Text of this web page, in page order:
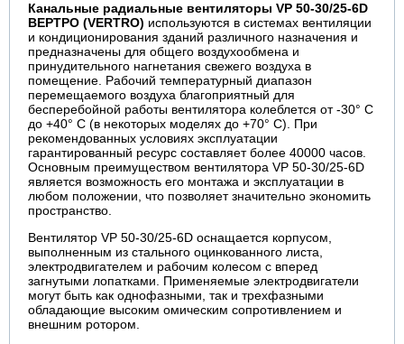
Канальные радиальные вентиляторы VP 50-30/25-6D
ВЕРТРО (VERTRO) используются в системах вентиляции
и кондиционирования зданий различного назначения и
предназначены для общего воздухообмена и
принудительного нагнетания свежего воздуха в
помещение. Рабочий температурный диапазон
перемещаемого воздуха благоприятный для
бесперебойной работы вентилятора колеблется от -30° С
до +40° С (в некоторых моделях до +70° С). При
рекомендованных условиях эксплуатации
гарантированный ресурс составляет более 40000 часов.
Основным преимуществом вентилятора VP 50-30/25-6D
является возможность его монтажа и эксплуатации в
любом положении, что позволяет значительно экономить
пространство.
Вентилятор VP 50-30/25-6D оснащается корпусом,
выполненным из стального оцинкованного листа,
электродвигателем и рабочим колесом с вперед
загнутыми лопатками. Применяемые электродвигатели
могут быть как однофазными, так и трехфазными
обладающие высоким омическим сопротивлением и
внешним ротором.